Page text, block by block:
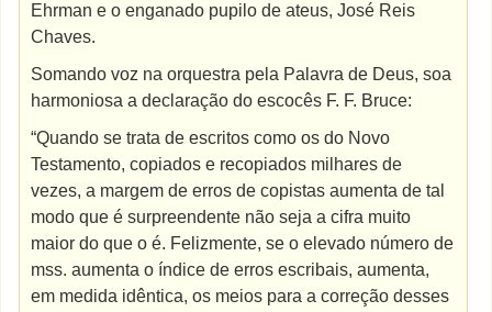
Ehrman e o enganado pupilo de ateus, José Reis
Chaves.
Somando voz na orquestra pela Palavra de Deus, soa
harmoniosa a declaração do escocês F. F. Bruce:
“Quando se trata de escritos como os do Novo
Testamento, copiados e recopiados milhares de
vezes, a margem de erros de copistas aumenta de tal
modo que é surpreendente não seja a cifra muito
maior do que o é. Felizmente, se o elevado número de
mss. aumenta o índice de erros escribais, aumenta,
em medida idêntica, os meios para a correção desses